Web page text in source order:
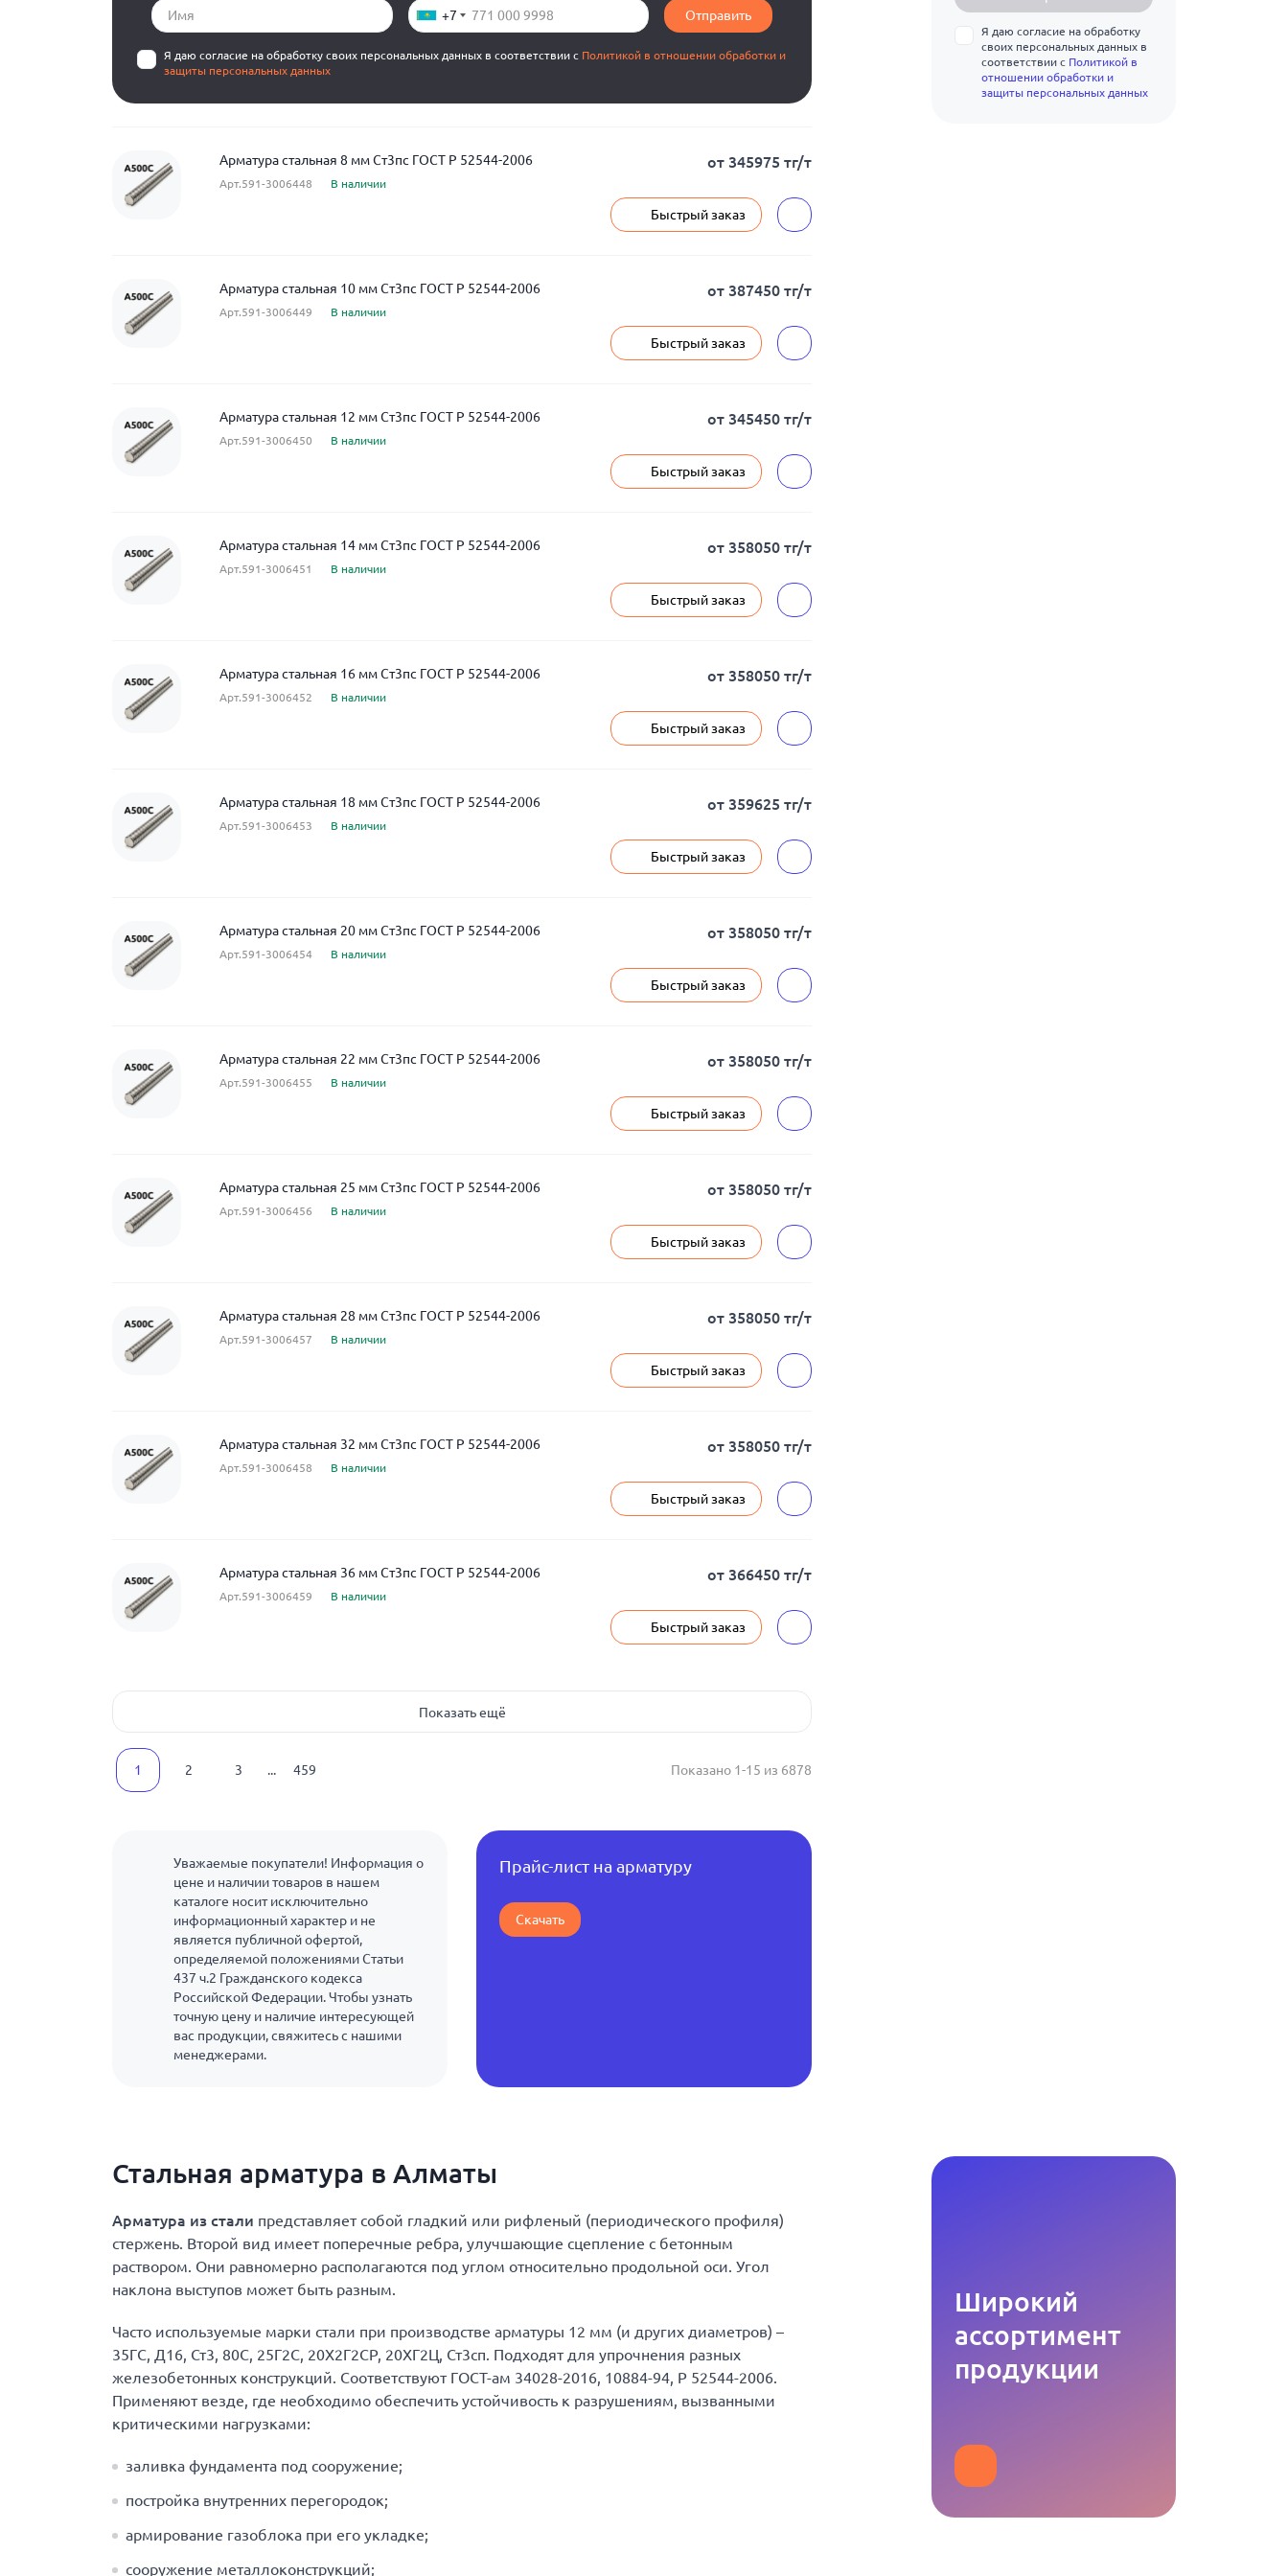
+7 Отправить
Я даю согласие на обработку своих персональных данных в соответствии с Политикой в отношении обработки и
защиты персональных данных
Арматура стальная 8 мм Ст3пс ГОСТ Р 52544-2006
Арт.591-3006448 В наличии
от 345975 тг/т
Быстрый заказ
Арматура стальная 10 мм Ст3пс ГОСТ Р 52544-2006
Арт.591-3006449 В наличии
от 387450 тг/т
Быстрый заказ
Арматура стальная 12 мм Ст3пс ГОСТ Р 52544-2006
Арт.591-3006450 В наличии
от 345450 тг/т
Быстрый заказ
Арматура стальная 14 мм Ст3пс ГОСТ Р 52544-2006
Арт.591-3006451 В наличии
от 358050 тг/т
Быстрый заказ
Арматура стальная 16 мм Ст3пс ГОСТ Р 52544-2006
Арт.591-3006452 В наличии
от 358050 тг/т
Быстрый заказ
Арматура стальная 18 мм Ст3пс ГОСТ Р 52544-2006
Арт.591-3006453 В наличии
от 359625 тг/т
Быстрый заказ
Арматура стальная 20 мм Ст3пс ГОСТ Р 52544-2006
Арт.591-3006454 В наличии
от 358050 тг/т
Быстрый заказ
Арматура стальная 22 мм Ст3пс ГОСТ Р 52544-2006
Арт.591-3006455 В наличии
от 358050 тг/т
Быстрый заказ
Арматура стальная 25 мм Ст3пс ГОСТ Р 52544-2006
Арт.591-3006456 В наличии
от 358050 тг/т
Быстрый заказ
Арматура стальная 28 мм Ст3пс ГОСТ Р 52544-2006
Арт.591-3006457 В наличии
от 358050 тг/т
Быстрый заказ
Арматура стальная 32 мм Ст3пс ГОСТ Р 52544-2006
Арт.591-3006458 В наличии
от 358050 тг/т
Быстрый заказ
Арматура стальная 36 мм Ст3пс ГОСТ Р 52544-2006
Арт.591-3006459 В наличии
от 366450 тг/т
Быстрый заказ
Показать ещё
1 2 3 ... 459 Показано 1-15 из 6878
10
11
20ХГ2Ц
22Х2Г2АЮ
Я даю согласие на обработку
своих персональных данных в
соответствии с Политикой в
отношении обработки и
защиты персональных данных
Уважаемые покупатели! Информация о
цене и наличии товаров в нашем
каталоге носит исключительно
информационный характер и не
является публичной офертой,
определяемой положениями Статьи
437 ч.2 Гражданского кодекса
Российской Федерации. Чтобы узнать
точную цену и наличие интересующей
вас продукции, свяжитесь с нашими
менеджерами.
Прайс-лист на арматуру
Скачать
Стальная арматура в Алматы
Арматура из стали представляет собой гладкий или рифленый (периодического профиля)
стержень. Второй вид имеет поперечные ребра, улучшающие сцепление с бетонным
раствором. Они равномерно располагаются под углом относительно продольной оси. Угол
наклона выступов может быть разным.
Часто используемые марки стали при производстве арматуры 12 мм (и других диаметров) –
35ГС, Д16, Ст3, 80С, 25Г2С, 20Х2Г2СР, 20ХГ2Ц, Ст3сп. Подходят для упрочнения разных
железобетонных конструкций. Соответствуют ГОСТ-ам 34028-2016, 10884-94, Р 52544-2006.
Применяют везде, где необходимо обеспечить устойчивость к разрушениям, вызванными
критическими нагрузками:
заливка фундамента под сооружение;
постройка внутренних перегородок;
армирование газоблока при его укладке;
сооружение металлоконструкций;
Широкий
ассортимент
продукции